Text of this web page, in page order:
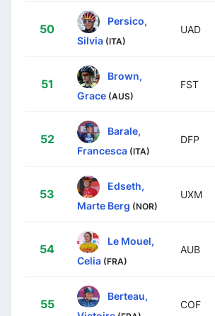
50
Persico,
Silvia (ITA)
UAD
51
Brown,
Grace (AUS)
FST
52
Barale,
Francesca (ITA)
DFP
53
Edseth,
Marte Berg (NOR)
UXM
54
Le Mouel,
Celia (FRA)
AUB
55
Berteau,
COF